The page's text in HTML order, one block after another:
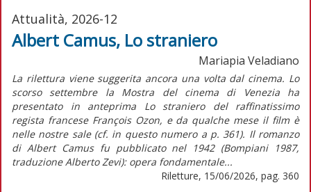
Attualità, 2026-12
Albert Camus, Lo straniero
Mariapia Veladiano
La rilettura viene suggerita ancora una volta dal cinema. Lo
scorso settembre la Mostra del cinema di Venezia ha
presentato in anteprima Lo straniero del raffinatissimo
regista francese François Ozon, e da qualche mese il film è
nelle nostre sale (cf. in questo numero a p. 361). Il romanzo
di Albert Camus fu pubblicato nel 1942 (Bompiani 1987,
traduzione Alberto Zevi): opera fondamentale...
Riletture, 15/06/2026, pag. 360